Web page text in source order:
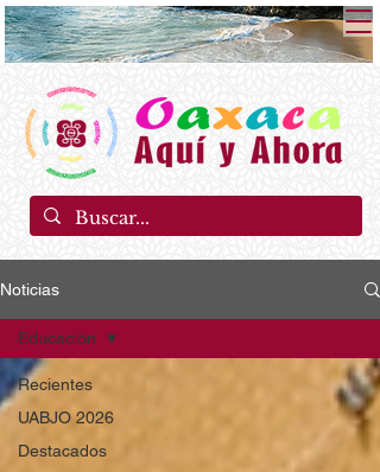
Noticias
Recientes
UABJO 2026
Destacados
Educación